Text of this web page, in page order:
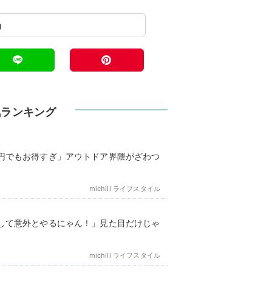
ンキング
でもお得すぎ」アウトドア界隈がざわつ
michill ライフスタイル
て意外とやるにゃん！」見た目だけじゃ
michill ライフスタイル